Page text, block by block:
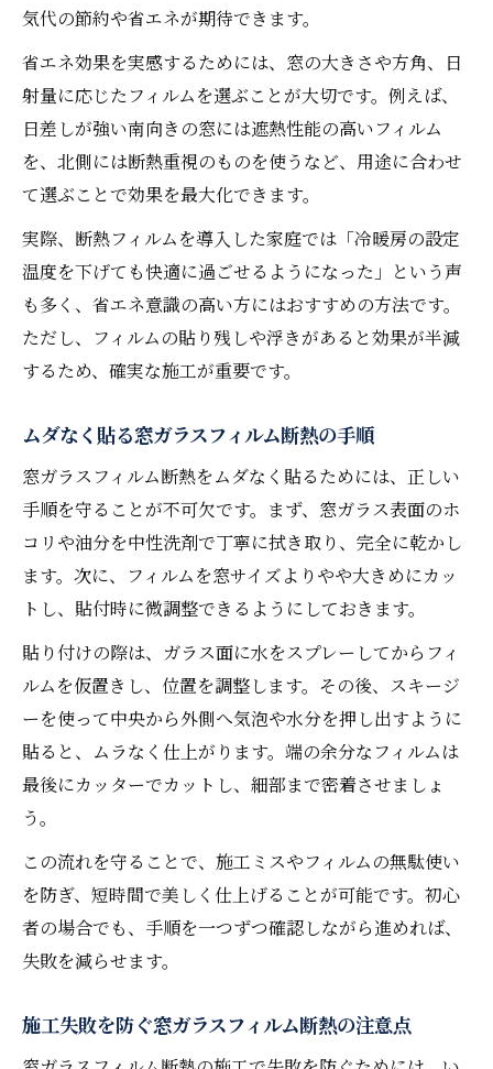
気代の節約や省エネが期待できます。
省エネ効果を実感するためには、窓の大きさや方角、日
射量に応じたフィルムを選ぶことが大切です。例えば、
日差しが強い南向きの窓には遮熱性能の高いフィルム
を、北側には断熱重視のものを使うなど、用途に合わせ
て選ぶことで効果を最大化できます。
実際、断熱フィルムを導入した家庭では「冷暖房の設定
温度を下げても快適に過ごせるようになった」という声
も多く、省エネ意識の高い方にはおすすめの方法です。
ただし、フィルムの貼り残しや浮きがあると効果が半減
するため、確実な施工が重要です。
ムダなく貼る窓ガラスフィルム断熱の手順
窓ガラスフィルム断熱をムダなく貼るためには、正しい
手順を守ることが不可欠です。まず、窓ガラス表面のホ
コリや油分を中性洗剤で丁寧に拭き取り、完全に乾かし
ます。次に、フィルムを窓サイズよりやや大きめにカッ
トし、貼付時に微調整できるようにしておきます。
貼り付けの際は、ガラス面に水をスプレーしてからフィ
ルムを仮置きし、位置を調整します。その後、スキージ
ーを使って中央から外側へ気泡や水分を押し出すように
貼ると、ムラなく仕上がります。端の余分なフィルムは
最後にカッターでカットし、細部まで密着させましょ
う。
この流れを守ることで、施工ミスやフィルムの無駄使い
を防ぎ、短時間で美しく仕上げることが可能です。初心
者の場合でも、手順を一つずつ確認しながら進めれば、
失敗を減らせます。
施工失敗を防ぐ窓ガラスフィルム断熱の注意点